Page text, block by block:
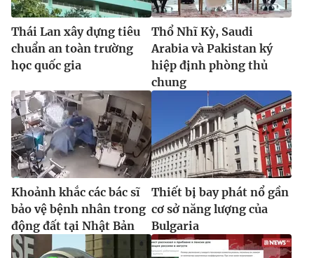
Thái Lan xây dựng tiêu
chuẩn an toàn trường
học quốc gia
Thổ Nhĩ Kỳ, Saudi
Arabia và Pakistan ký
hiệp định phòng thủ
chung
Khoảnh khắc các bác sĩ
bảo vệ bệnh nhân trong
động đất tại Nhật Bản
Thiết bị bay phát nổ gần
cơ sở năng lượng của
Bulgaria